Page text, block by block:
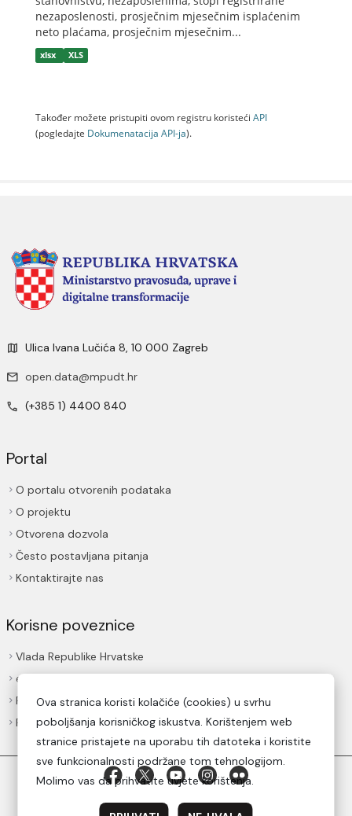
nezaposlenosti, prosječnim mjesečnim isplaćenim
neto plaćama, prosječnim mjesečnim...
xlsx XLS
Također možete pristupiti ovom registru koristeći API
(pogledajte Dokumenаtаcijа API-jа).